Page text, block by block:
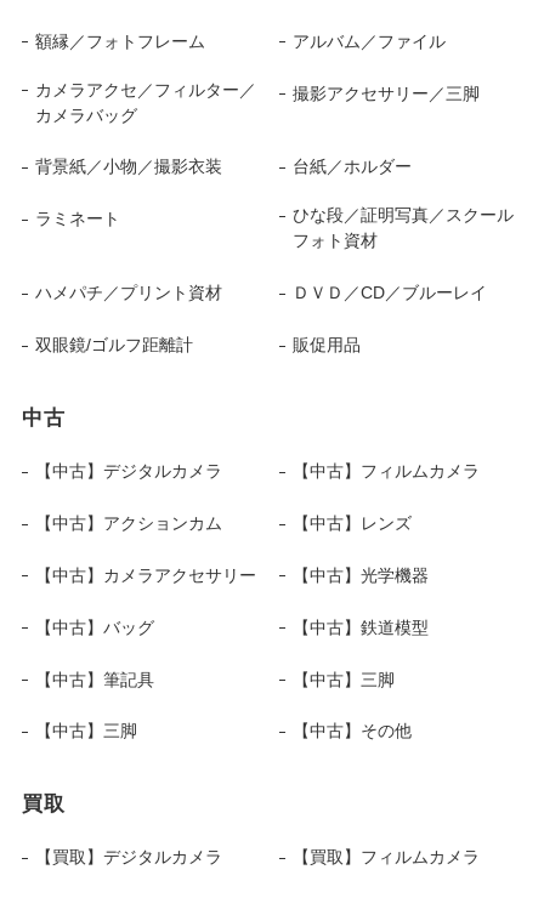
額縁／フォトフレーム アルバム／ファイル
カメラアクセ／フィルター／
カメラバッグ
撮影アクセサリー／三脚
背景紙／小物／撮影衣装 台紙／ホルダー
ラミネート
ひな段／証明写真／スクール
フォト資材
ハメパチ／プリント資材 ＤＶＤ／CD／ブルーレイ
双眼鏡/ゴルフ距離計 販促用品
中古
【中古】デジタルカメラ 【中古】フィルムカメラ
【中古】アクションカム 【中古】レンズ
【中古】カメラアクセサリー 【中古】光学機器
【中古】バッグ 【中古】鉄道模型
【中古】筆記具 【中古】三脚
【中古】三脚 【中古】その他
買取
【買取】デジタルカメラ 【買取】フィルムカメラ